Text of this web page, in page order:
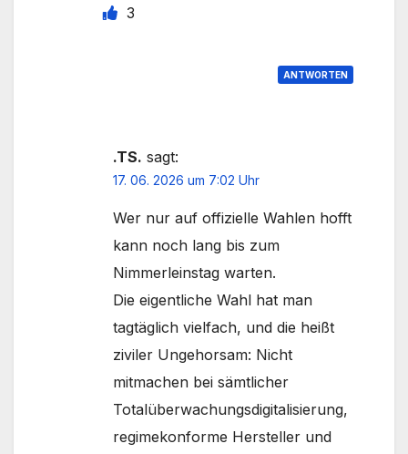
3
ANTWORTEN
.TS. sagt:
17. 06. 2026 um 7:02 Uhr
Wer nur auf offizielle Wahlen hofft
kann noch lang bis zum
Nimmerleinstag warten.
Die eigentliche Wahl hat man
tagtäglich vielfach, und die heißt
ziviler Ungehorsam: Nicht
mitmachen bei sämtlicher
Totalüberwachungsdigitalisierung,
regimekonforme Hersteller und